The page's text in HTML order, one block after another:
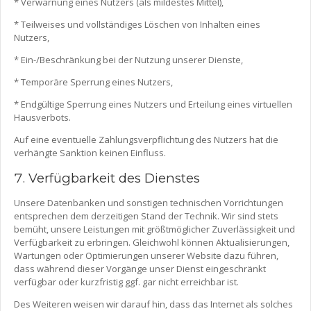
* Teilweises und vollständiges Löschen von Inhalten eines
Nutzers,
* Ein-/Beschränkung bei der Nutzung unserer Dienste,
* Temporäre Sperrung eines Nutzers,
* Endgültige Sperrung eines Nutzers und Erteilung eines virtuellen
Hausverbots.
Auf eine eventuelle Zahlungsverpflichtung des Nutzers hat die
verhängte Sanktion keinen Einfluss.
Verfügbarkeit des Dienstes
Unsere Datenbanken und sonstigen technischen Vorrichtungen
entsprechen dem derzeitigen Stand der Technik. Wir sind stets
bemüht, unsere Leistungen mit größtmöglicher Zuverlässigkeit und
Verfügbarkeit zu erbringen. Gleichwohl können Aktualisierungen,
Wartungen oder Optimierungen unserer Website dazu führen,
dass während dieser Vorgänge unser Dienst eingeschränkt
verfügbar oder kurzfristig ggf. gar nicht erreichbar ist.
Des Weiteren weisen wir darauf hin, dass das Internet als solches